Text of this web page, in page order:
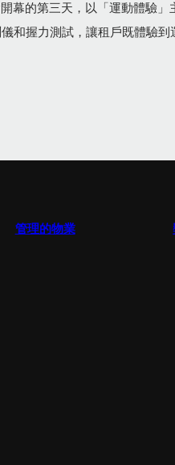
幕的第三天，以「運動體驗
和握力測試，讓租戶既體驗
管理的物業